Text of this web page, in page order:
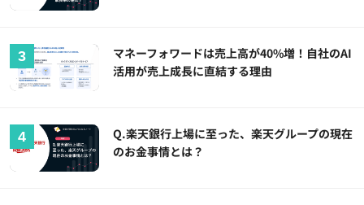
マネーフォワードは売上高が40%増！自社のAI
活用が売上成長に直結する理由
Q.楽天銀行上場に至った、楽天グループの現在
のお金事情とは？